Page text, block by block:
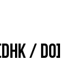
/ DO]